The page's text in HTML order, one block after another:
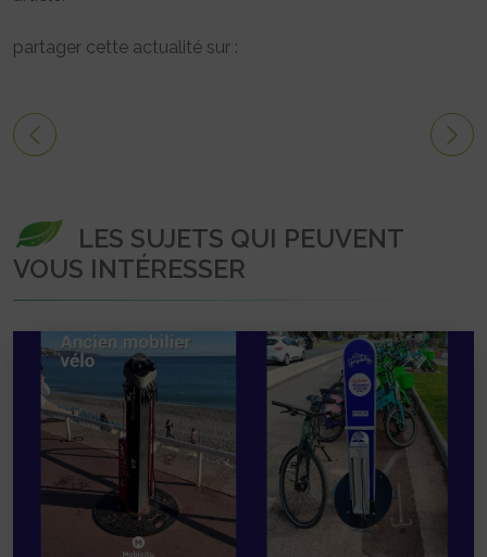
partager cette actualité sur :
LES SUJETS QUI PEUVENT
VOUS INTÉRESSER